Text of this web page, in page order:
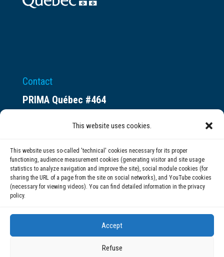
This website uses cookies.
This website uses so-called 'technical' cookies necessary for its proper
functioning, audience measurement cookies (generating visitor and site usage
statistics to analyze navigation and improve the site), social module cookies (for
sharing the URL of a page from the site on social networks), and YouTube cookies
(necessary for viewing videos). You can find detailed information in the privacy
policy.
Accept
Refuse
Contact
PRIMA Québec #464
Montréal (QC) H3C 0B4
(514) 284-0211